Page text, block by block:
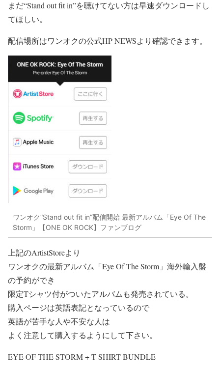
まだ“Stand out fit in”を聴けてない方は早速ダウンロードし
てほしい。
配信場所はワンオクの公式HP NEWSより確認できます。
ワンオク”Stand out fit in”配信開始 最新アルバム「Eye Of The
Storm」【ONE OK ROCK】ファンブログ
上記のArtistStoreより
ワンオクの最新アルバム 「Eye Of The Storm」海外輸入盤
の予約ができ
限定Tシャツ付がついたアルバムも発売されている。
購入ページは英語表記となっているので
英語が苦手な人や不安な人は
よく注意して購入するようにして下さい。
EYE OF THE STORM + T-SHIRT BUNDLE